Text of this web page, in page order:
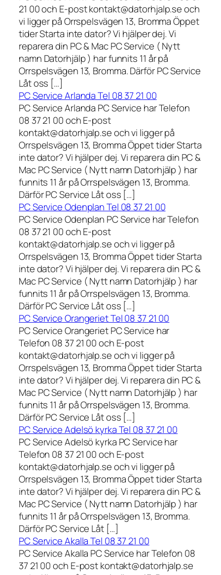
21 00 och E-post kontakt@datorhjalp.se och
vi ligger på Orrspelsvägen 13, Bromma Öppet
tider Starta inte dator? Vi hjälper dej. Vi
reparera din PC & Mac PC Service ( Nytt
namn Datorhjälp ) har funnits 11 år på
Orrspelsvägen 13, Bromma. Därför PC Service
Låt oss […]
PC Service Arlanda Tel 08 37 21 00
PC Service Arlanda PC Service har Telefon
08 37 21 00 och E-post
kontakt@datorhjalp.se och vi ligger på
Orrspelsvägen 13, Bromma Öppet tider Starta
inte dator? Vi hjälper dej. Vi reparera din PC &
Mac PC Service ( Nytt namn Datorhjälp ) har
funnits 11 år på Orrspelsvägen 13, Bromma.
Därför PC Service Låt oss […]
PC Service Odenplan Tel 08 37 21 00
PC Service Odenplan PC Service har Telefon
08 37 21 00 och E-post
kontakt@datorhjalp.se och vi ligger på
Orrspelsvägen 13, Bromma Öppet tider Starta
inte dator? Vi hjälper dej. Vi reparera din PC &
Mac PC Service ( Nytt namn Datorhjälp ) har
funnits 11 år på Orrspelsvägen 13, Bromma.
Därför PC Service Låt oss […]
PC Service Orangeriet Tel 08 37 21 00
PC Service Orangeriet PC Service har
Telefon 08 37 21 00 och E-post
kontakt@datorhjalp.se och vi ligger på
Orrspelsvägen 13, Bromma Öppet tider Starta
inte dator? Vi hjälper dej. Vi reparera din PC &
Mac PC Service ( Nytt namn Datorhjälp ) har
funnits 11 år på Orrspelsvägen 13, Bromma.
Därför PC Service Låt oss […]
PC Service Adelsö kyrka Tel 08 37 21 00
PC Service Adelsö kyrka PC Service har
Telefon 08 37 21 00 och E-post
kontakt@datorhjalp.se och vi ligger på
Orrspelsvägen 13, Bromma Öppet tider Starta
inte dator? Vi hjälper dej. Vi reparera din PC &
Mac PC Service ( Nytt namn Datorhjälp ) har
funnits 11 år på Orrspelsvägen 13, Bromma.
Därför PC Service Låt […]
PC Service Akalla Tel 08 37 21 00
PC Service Akalla PC Service har Telefon 08
37 21 00 och E-post kontakt@datorhjalp.se